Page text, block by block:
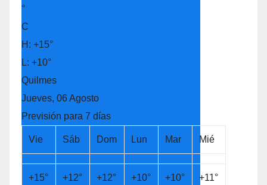
°
C
H: +15°
L: +10°
Quilmes
Jueves, 06 Agosto
Previsión para 7 días
Vie Sáb Dom Lun Mar Mié
+15° +12° +12° +10° +10° +11°